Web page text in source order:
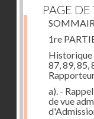
PAGE DE
1re
Historique
87, 89, 85,
a). -
de vue